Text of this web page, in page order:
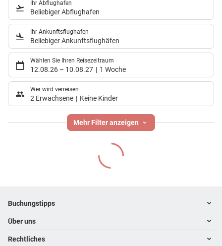
Ihr Abflughafen
Beliebiger Abflughafen
Ihr Ankunftsflughafen
Beliebiger Ankunftsflughäfen
Wählen Sie Ihren Reisezeitraum
12.08.26 – 10.08.27 1 Woche
Wer wird verreisen
2 Erwachsene Keine Kinder
Mehr Filter anzeigen
Footer navigation
Buchungstipps
Warum im Reisebüro buchen
Hoteltipps
Über uns
Kontakt
Rechtliches